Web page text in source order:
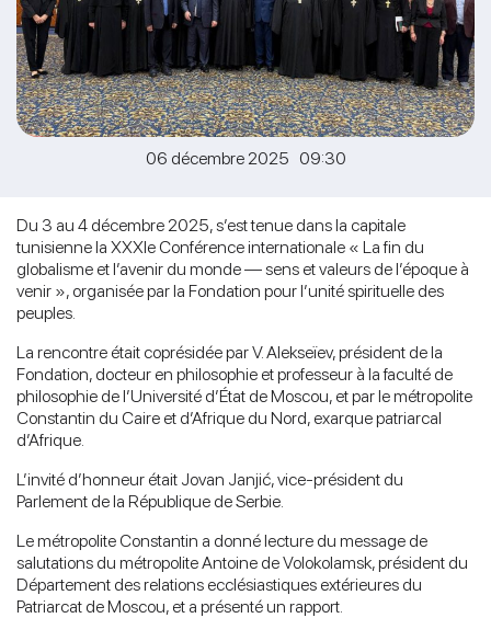
06 décembre 2025 09:30
Du 3 au 4 décembre 2025, s’est tenue dans la capitale
tunisienne la XXXIe Conférence internationale « La fin du
globalisme et l’avenir du monde — sens et valeurs de l’époque à
venir », organisée par la Fondation pour l’unité spirituelle des
peuples.
La rencontre était coprésidée par V. Alekseïev, président de la
Fondation, docteur en philosophie et professeur à la faculté de
philosophie de l’Université d’État de Moscou, et par le métropolite
Constantin du Caire et d’Afrique du Nord, exarque patriarcal
d’Afrique.
L’invité d’honneur était Jovan Janjić, vice-président du
Parlement de la République de Serbie.
Le métropolite Constantin a donné lecture du message de
salutations du métropolite Antoine de Volokolamsk, président du
Département des relations ecclésiastiques extérieures du
Patriarcat de Moscou, et a présenté un rapport.